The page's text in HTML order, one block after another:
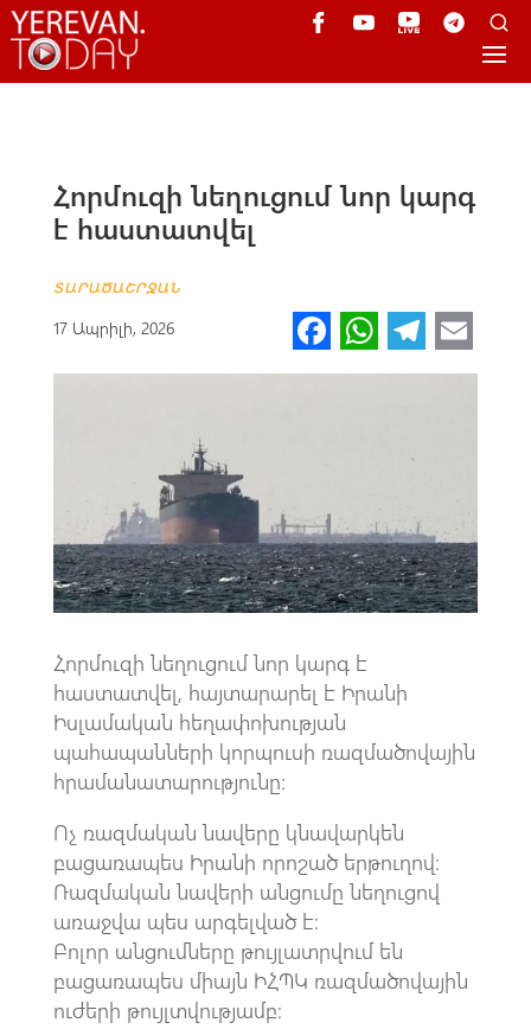
Հորմուզի նեղուցում նոր կարգ
է հաստատվել
ՏԱՐԱԾԱՇՐՋԱՆ
17 Ապրիլի, 2026 Fa
ce
k
W
h
p
p
Te
le m
Հորմուզի նեղուցում նոր կարգ է
հաստատվել, հայտարարել է Իրանի
Իսլամական հեղափոխության
պահապանների կորպուսի ռազմածովային
հրամանատարությունը։
Ոչ ռազմական նավերը կնավարկեն
բացառապես Իրանի որոշած ​​երթուղով։
Ռազմական նավերի անցումը նեղուցով
առաջվա պես արգելված է։
Բոլոր անցումները թույլատրվում են
բացառապես միայն ԻՀՊԿ ռազմածովային
ուժերի թույլտվությամբ։